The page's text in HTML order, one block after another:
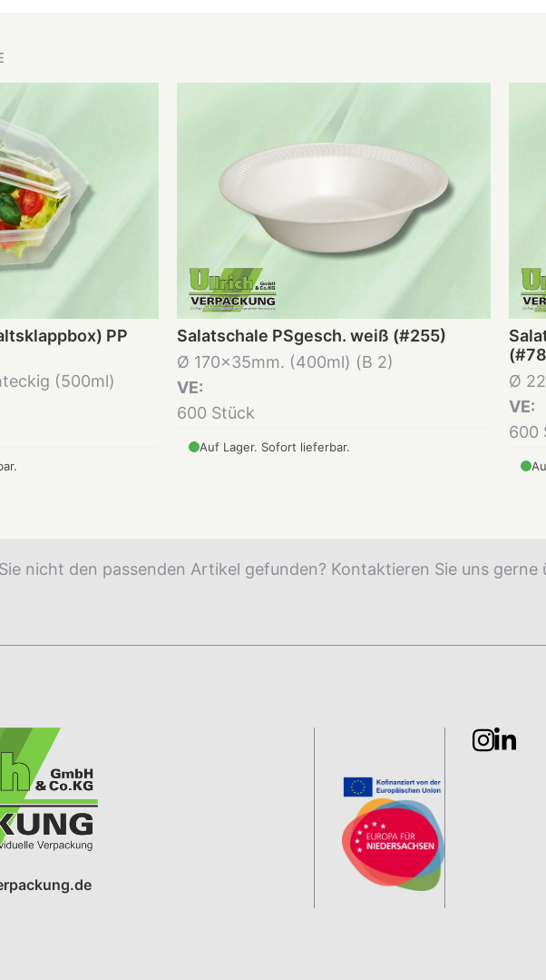
PP
(500ml)
Salatschale PSgesch. weiß (#255)
Ø 170x35mm. (400ml) (B 2)
VE:
600 Stück
Auf Lager. Sofort lieferbar.
Ø
VE:
600
nicht den passenden Artikel gefunden? Kontaktieren Sie uns gerne